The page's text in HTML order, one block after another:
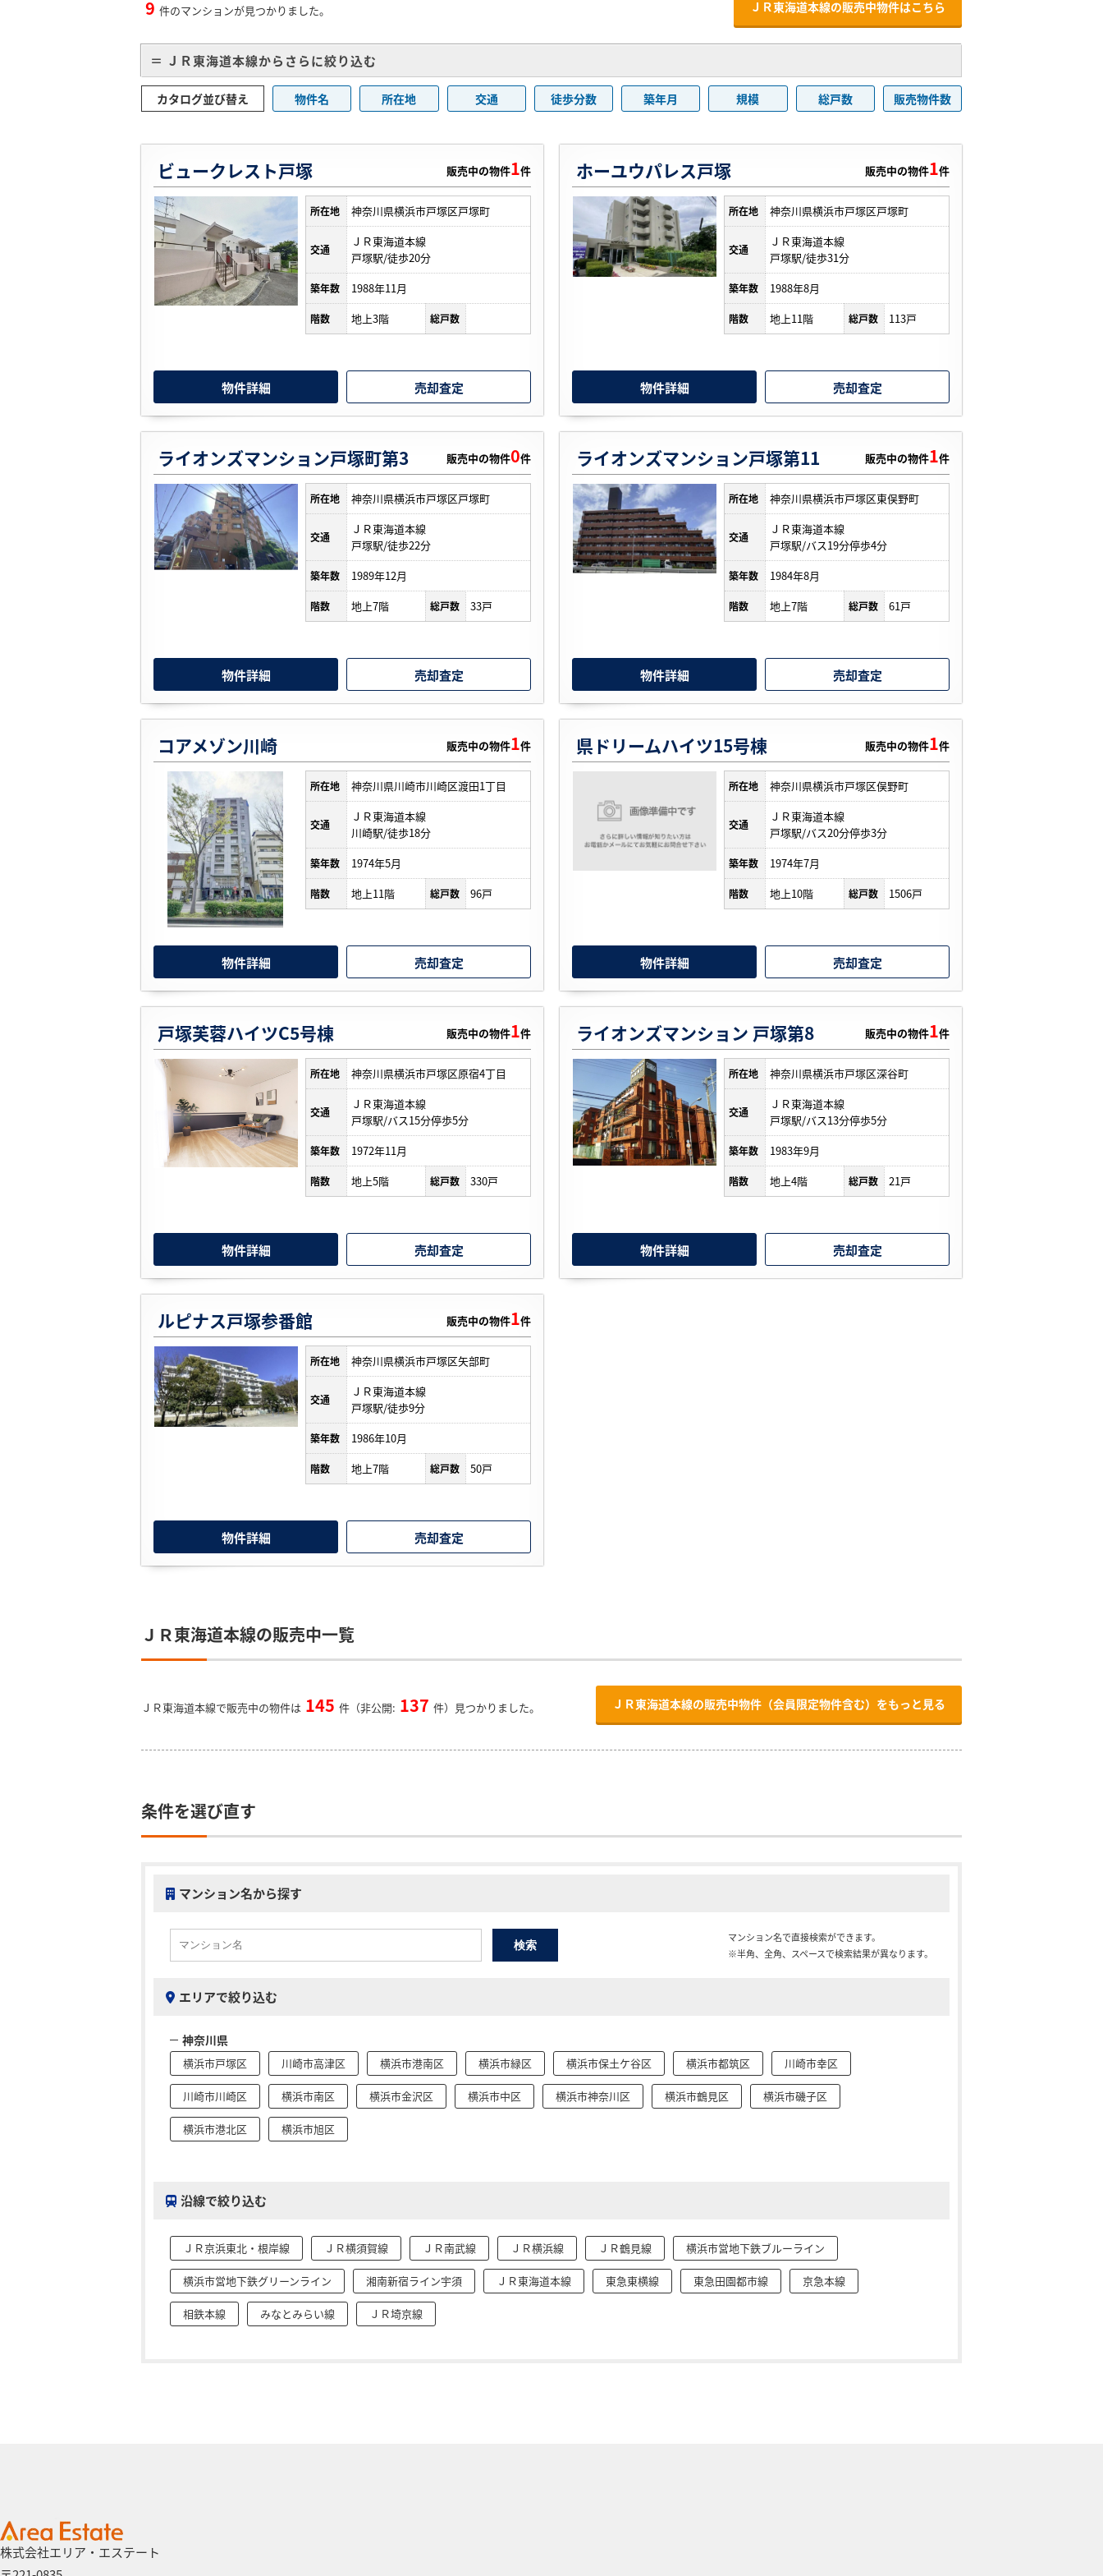
9 件のマンションが見つかりました。 ＪＲ東海道本線の販売中物件はこちら
＝ ＪＲ東海道本線からさらに絞り込む
カタログ並び替え 物件名 所在地 交通 徒歩分数 築年月 規模 総戸数 販売物件数
ビュークレスト戸塚 販売中の物件1件
所在地 神奈川県横浜市戸塚区戸塚町
交通
ＪＲ東海道本線
戸塚駅/徒歩20分
築年数 1988年11月
階数 地上3階 総戸数
物件詳細 売却査定
ホーユウパレス戸塚 販売中の物件1件
所在地 神奈川県横浜市戸塚区戸塚町
交通
ＪＲ東海道本線
戸塚駅/徒歩31分
築年数 1988年8月
階数 地上11階 総戸数 113戸
物件詳細 売却査定
ライオンズマンション戸塚町第3 販売中の物件0件
所在地 神奈川県横浜市戸塚区戸塚町
交通
ＪＲ東海道本線
戸塚駅/徒歩22分
築年数 1989年12月
階数 地上7階 総戸数 33戸
物件詳細 売却査定
ライオンズマンション戸塚第11 販売中の物件1件
所在地 神奈川県横浜市戸塚区東俣野町
交通
ＪＲ東海道本線
戸塚駅/バス19分停歩4分
築年数 1984年8月
階数 地上7階 総戸数 61戸
物件詳細 売却査定
コアメゾン川崎 販売中の物件1件
所在地 神奈川県川崎市川崎区渡田1丁目
交通
ＪＲ東海道本線
川崎駅/徒歩18分
築年数 1974年5月
階数 地上11階 総戸数 96戸
物件詳細 売却査定
県ドリームハイツ15号棟 販売中の物件1件
所在地 神奈川県横浜市戸塚区俣野町
交通
ＪＲ東海道本線
戸塚駅/バス20分停歩3分
築年数 1974年7月
階数 地上10階 総戸数 1506戸
物件詳細 売却査定
戸塚芙蓉ハイツC5号棟 販売中の物件1件
所在地 神奈川県横浜市戸塚区原宿4丁目
交通
ＪＲ東海道本線
戸塚駅/バス15分停歩5分
築年数 1972年11月
階数 地上5階 総戸数 330戸
物件詳細 売却査定
ライオンズマンション 戸塚第8 販売中の物件1件
所在地 神奈川県横浜市戸塚区深谷町
交通
ＪＲ東海道本線
戸塚駅/バス13分停歩5分
築年数 1983年9月
階数 地上4階 総戸数 21戸
物件詳細 売却査定
ルピナス戸塚参番館 販売中の物件1件
所在地 神奈川県横浜市戸塚区矢部町
交通
ＪＲ東海道本線
戸塚駅/徒歩9分
築年数 1986年10月
階数 地上7階 総戸数 50戸
物件詳細 売却査定
ＪＲ東海道本線の販売中一覧
ＪＲ東海道本線で販売中の物件は 145 件（非公開: 137 件）見つかりました。 ＪＲ東海道本線の販売中物件（会員限定物件含む）をもっと見る
条件を選び直す
マンション名から探す
マンション名で直接検索ができます。
※半角、全角、スペースで検索結果が異なります。
エリアで絞り込む
神奈川県
横浜市戸塚区 川崎市高津区 横浜市港南区 横浜市緑区 横浜市保土ケ谷区 横浜市都筑区 川崎市幸区
川崎市川崎区 横浜市南区 横浜市金沢区 横浜市中区 横浜市神奈川区 横浜市鶴見区 横浜市磯子区
横浜市港北区 横浜市旭区
沿線で絞り込む
ＪＲ京浜東北・根岸線 ＪＲ横須賀線 ＪＲ南武線 ＪＲ横浜線 ＪＲ鶴見線 横浜市営地下鉄ブルーライン
横浜市営地下鉄グリーンライン 湘南新宿ライン宇須 ＪＲ東海道本線 東急東横線 東急田園都市線 京急本線
相鉄本線 みなとみらい線 ＪＲ埼京線
株式会社エリア・エステート